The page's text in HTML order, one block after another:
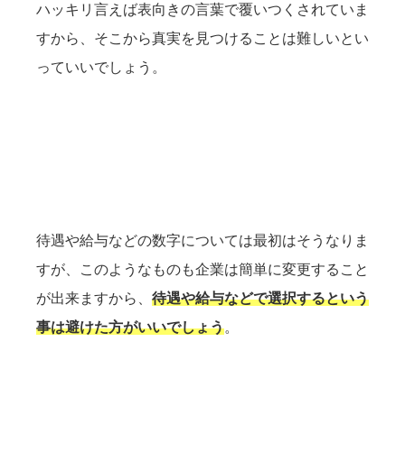
ハッキリ言えば表向きの言葉で覆いつくされていま
すから、そこから真実を見つけることは難しいとい
っていいでしょう。
待遇や給与などの数字については最初はそうなりま
すが、このようなものも企業は簡単に変更すること
が出来ますから、 待遇や給与などで選択するという
事は避けた方がいいでしょう。